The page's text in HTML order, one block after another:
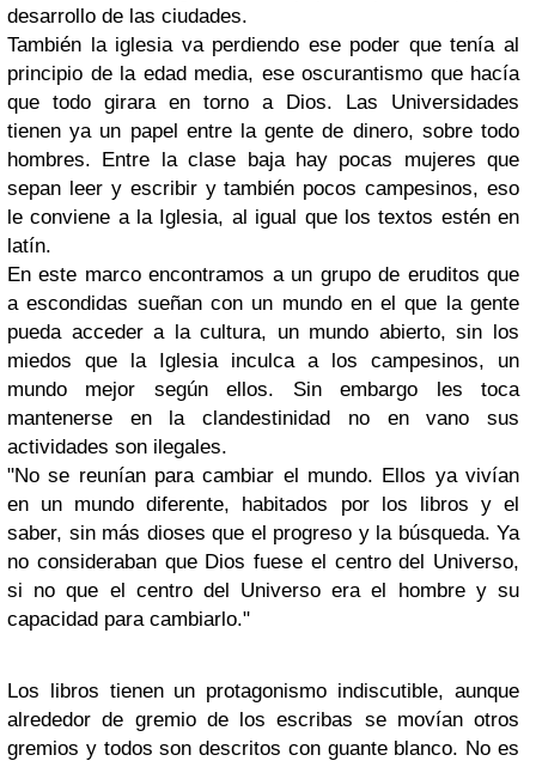
desarrollo de las ciudades.
También la iglesia va perdiendo ese poder que tenía al
principio de la edad media, ese oscurantismo que hacía
que todo girara en torno a Dios. Las Universidades
tienen ya un papel entre la gente de dinero, sobre todo
hombres. Entre la clase baja hay pocas mujeres que
sepan leer y escribir y también pocos campesinos, eso
le conviene a la Iglesia, al igual que los textos estén en
latín.
En este marco encontramos a un grupo de eruditos que
a escondidas sueñan con un mundo en el que la gente
pueda acceder a la cultura, un mundo abierto, sin los
miedos que la Iglesia inculca a los campesinos, un
mundo mejor según ellos. Sin embargo les toca
mantenerse en la clandestinidad no en vano sus
actividades son ilegales.
"No se reunían para cambiar el mundo. Ellos ya vivían
en un mundo diferente, habitados por los libros y el
saber, sin más dioses que el progreso y la búsqueda. Ya
no consideraban que Dios fuese el centro del Universo,
si no que el centro del Universo era el hombre y su
capacidad para cambiarlo."
Los libros tienen un protagonismo indiscutible, aunque
alrededor de gremio de los escribas se movían otros
gremios y todos son descritos con guante blanco. No es